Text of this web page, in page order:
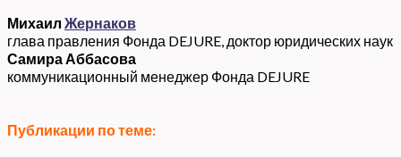
Михаил Жернаков
глава правления Фонда DEJURE, доктор юридических наук
Самира Аббасова
коммуникационный менеджер Фонда DEJURE
Публикации по теме: